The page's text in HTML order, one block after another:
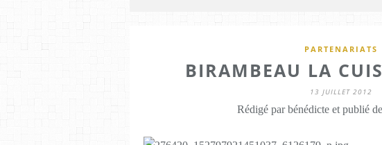
PARTENARIATS
BIRAMBEAU LA
13 JUILLET 2012
Rédigé par bénédicte et publié